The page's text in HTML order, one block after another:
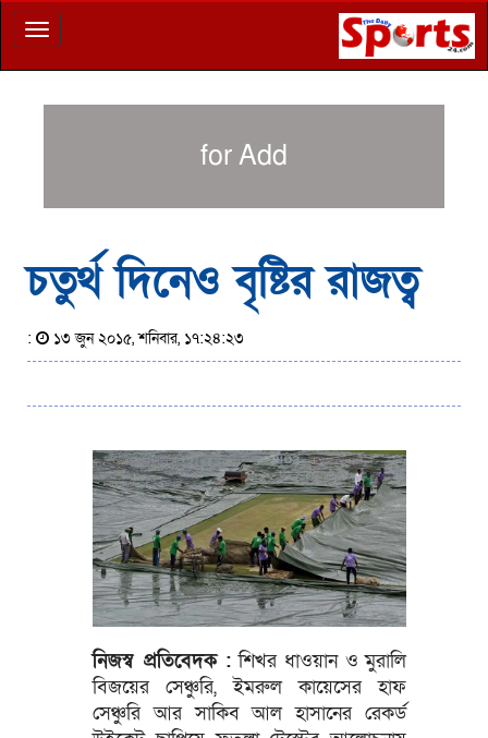
Toggle
navigation
for Add
চতুর্থ দিনেও বৃষ্টির রাজত্ব
: ১৩ জুন ২০১৫, শনিবার, ১৭:২৪:২৩
নিজস্ব প্রতিবেদক : শিখর ধাওয়ান ও মুরালি
বিজয়ের সেঞ্চুরি, ইমরুল কায়েসের হাফ
সেঞ্চুরি আর সাকিব আল হাসানের রেকর্ড